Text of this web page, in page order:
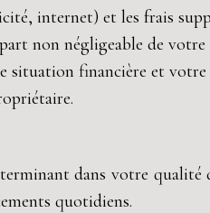
internet) et les frais
non négligeable de
financière et
dans votre
quotidiens.